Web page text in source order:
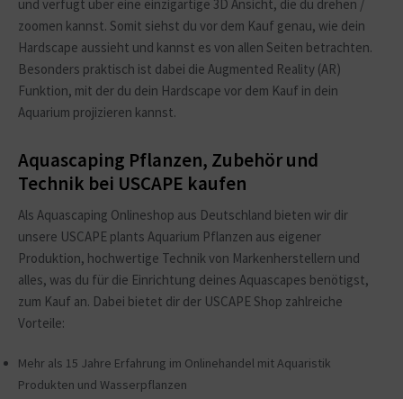
und verfügt über eine einzigartige 3D Ansicht, die du drehen /
zoomen kannst. Somit siehst du vor dem Kauf genau, wie dein
Hardscape aussieht und kannst es von allen Seiten betrachten.
Besonders praktisch ist dabei die Augmented Reality (AR)
Funktion, mit der du dein Hardscape vor dem Kauf in dein
Aquarium projizieren kannst.
Aquascaping Pflanzen, Zubehör und
Technik bei USCAPE kaufen
Als Aquascaping Onlineshop aus Deutschland bieten wir dir
unsere USCAPE plants Aquarium Pflanzen aus eigener
Produktion, hochwertige Technik von Markenherstellern und
alles, was du für die Einrichtung deines Aquascapes benötigst,
zum Kauf an. Dabei bietet dir der USCAPE Shop zahlreiche
Vorteile:
Mehr als 15 Jahre Erfahrung im Onlinehandel mit Aquaristik
Produkten und Wasserpflanzen